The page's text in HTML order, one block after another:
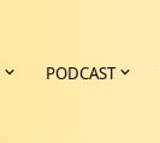
PODCAST